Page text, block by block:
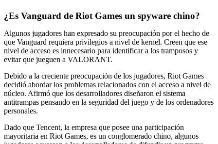
¿Es Vanguard de Riot Games un spyware chino?
Algunos jugadores han expresado su preocupación por el hecho de
que Vanguard requiera privilegios a nivel de kernel. Creen que ese
nivel de acceso es innecesario para identificar a los tramposos y
evitar que jueguen a VALORANT.
Debido a la creciente preocupación de los jugadores, Riot Games
decidió abordar los problemas relacionados con el acceso a nivel de
núcleo. Afirmó que los desarrolladores diseñaron el sistema
antitrampas pensando en la seguridad del juego y de los ordenadores
personales.
Dado que Tencent, la empresa que posee una participación
mayoritaria en Riot Games, es un conglomerado chino, algunos